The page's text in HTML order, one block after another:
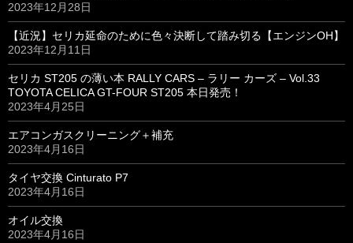
2023年12月28日
【近況】セリカ延命のために色々決断して踏み切る【エンジンOH】
2023年12月11日
セリカ ST205 の薄い本 RALLY CARS – ラリー カーズ – Vol.33
TOYOTA CELICA GT-FOUR ST205 本日発売！
2023年4月25日
エアコンガスクリーニング＋補充
2023年4月16日
タイヤ交換 Cinturato P7
2023年4月16日
オイル交換
2023年4月16日